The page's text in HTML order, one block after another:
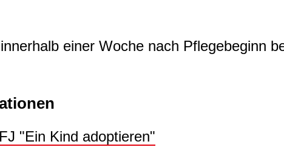
einer Woche nach Pflegebeginn
"Ein Kind adoptieren"